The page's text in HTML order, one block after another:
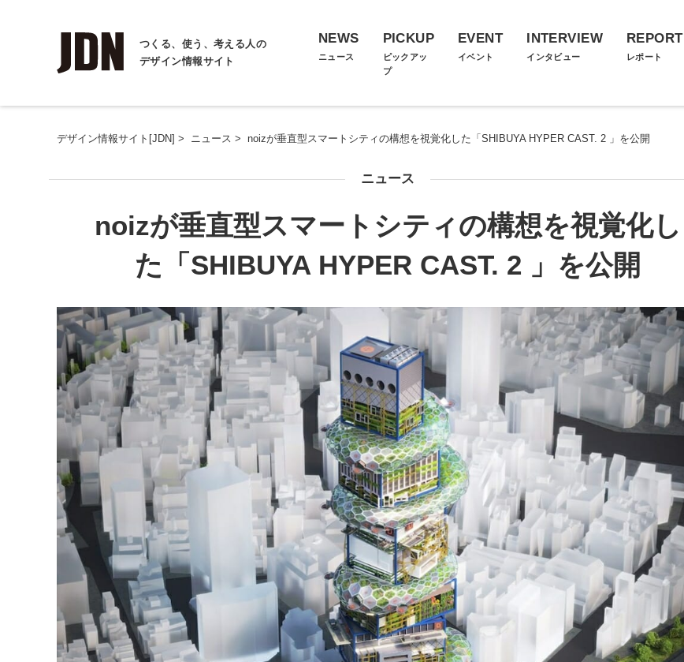
つくる、使う、考える人の
デザイン情報サイト
NEWS
ニュース
PICKUP
ピックアッ
プ
EVENT
イベント
INTERVIEW
インタビュー
REPORT
レポート
デザイン情報サイト[JDN] > ニュース > noizが垂直型スマートシティの構想を視覚化した「SHIBUYA HYPER CAST. 2 」を公開
ニュース
noizが垂直型スマートシティの構想を視覚化し
た「SHIBUYA HYPER CAST. 2 」を公開